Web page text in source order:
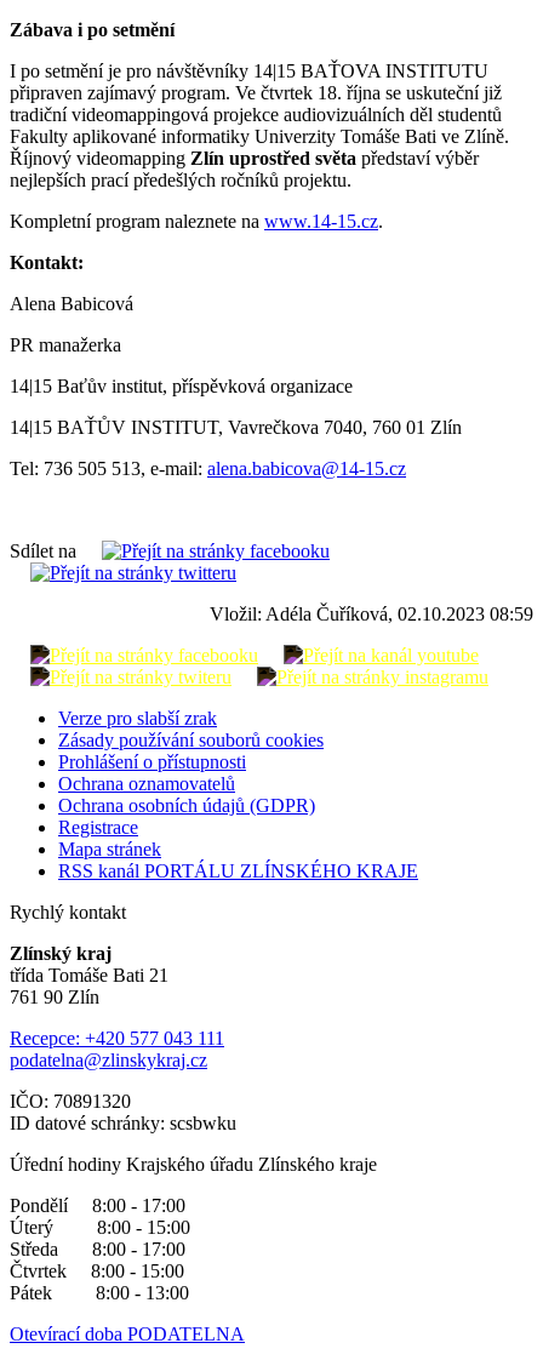
Zábava i po setmění
I po setmění je pro návštěvníky 14|15 BAŤOVA INSTITUTU
připraven zajímavý program. Ve čtvrtek 18. října se uskuteční již
tradiční videomappingová projekce audiovizuálních děl studentů
Fakulty aplikované informatiky Univerzity Tomáše Bati ve Zlíně.
Říjnový videomapping Zlín uprostřed světa představí výběr
nejlepších prací předešlých ročníků projektu.
Kompletní program naleznete na www.14-15.cz.
Kontakt:
Alena Babicová
PR manažerka
14|15 Baťův institut, příspěvková organizace
14|15 BAŤŮV INSTITUT, Vavrečkova 7040, 760 01 Zlín
Tel: 736 505 513, e-mail: alena.babicova@14-15.cz
Sdílet na
Vložil: Adéla Čuříková, 02.10.2023 08:59
Verze pro slabší zrak
Zásady používání souborů cookies
Prohlášení o přístupnosti
Ochrana oznamovatelů
Ochrana osobních údajů (GDPR)
Registrace
Mapa stránek
RSS kanál PORTÁLU ZLÍNSKÉHO KRAJE
Rychlý kontakt
Zlínský kraj
třída Tomáše Bati 21
761 90 Zlín
Recepce: +420 577 043 111
podatelna@zlinskykraj.cz
IČO: 70891320
ID datové schránky: scsbwku
Úřední hodiny Krajského úřadu Zlínského kraje
Pondělí 8:00 - 17:00
Úterý 8:00 - 15:00
Středa 8:00 - 17:00
Čtvrtek 8:00 - 15:00
Pátek 8:00 - 13:00
Otevírací doba PODATELNA